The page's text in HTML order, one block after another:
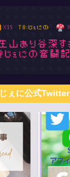
じぇに公式Twitter